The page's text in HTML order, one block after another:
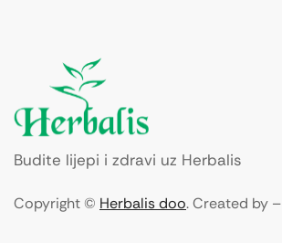
Budite lijepi i zdravi uz Herbalis
Copyright © Herbalis doo. Created by –